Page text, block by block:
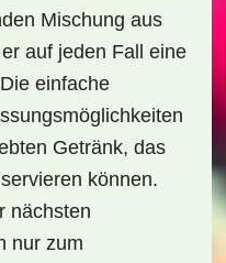
Mischung aus
auf jeden Fall eine
einfache
Getränk, das
können.
nächsten
nur zum